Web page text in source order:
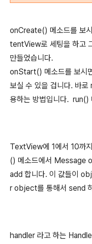
onCreate() 메소드를 보
tentView로 세팅을 하고
만들었습니다.
onStart() 메소드를 보시
보실 수 있을 겁니다. 바
용하는 방법입니다. run()
TextView에 1에서 10까
() 메소드에서 Message
add 합니다. 이 값들이
r object를 통해서 send
handler 라고 하는